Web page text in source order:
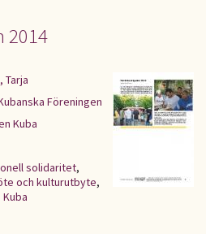
2014
Tarja
Föreningen
Kuba
solidaritet,
och kulturutbyte,
Kuba